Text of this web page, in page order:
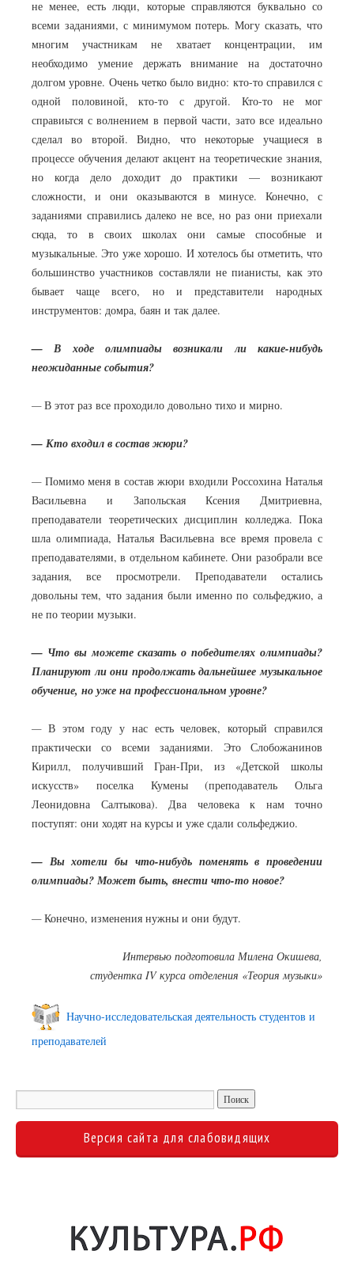
не менее, есть люди, которые справляются буквально со
всеми заданиями, с минимумом потерь. Могу сказать, что
многим участникам не хватает концентрации, им
необходимо умение держать внимание на достаточно
долгом уровне. Очень четко было видно: кто-то справился с
одной половиной, кто-то с другой. Кто-то не мог
справиьтся с волнением в первой части, зато все идеально
сделал во второй. Видно, что некоторые учащиеся в
процессе обучения делают акцент на теоретические знания,
но когда дело доходит до практики — возникают
сложности, и они оказываются в минусе. Конечно, с
заданиями справились далеко не все, но раз они приехали
сюда, то в своих школах они самые способные и
музыкальные. Это уже хорошо. И хотелось бы отметить, что
большинство участников составляли не пианисты, как это
бывает чаще всего, но и представители народных
инструментов: домра, баян и так далее.
— В ходе олимпиады возникали ли какие-нибудь
неожиданные события?
—В этот раз все проходило довольно тихо и мирно.
— Кто входил в состав жюри?
— Помимо меня в состав жюри входили Россохина Наталья
Васильевна и Запольская Ксения Дмитриевна,
преподаватели теоретических дисциплин колледжа. Пока
шла олимпиада, Наталья Васильевна все время провела с
преподавателями, в отдельном кабинете. Они разобрали все
задания, все просмотрели. Преподаватели остались
довольны тем, что задания были именно по сольфеджио, а
не по теории музыки.
— Что вы можете сказать о победителях олимпиады?
Планируют ли они продолжать дальнейшее музыкальное
обучение, но уже на профессиональном уровне?
— В этом году у нас есть человек, который справился
практически со всеми заданиями. Это Слобожанинов
Кирилл, получивший Гран-При, из «Детской школы
искусств» поселка Кумены (преподаватель Ольга
Леонидовна Салтыкова). Два человека к нам точно
поступят: они ходят на курсы и уже сдали сольфеджио.
— Вы хотели бы что-нибудь поменять в проведении
олимпиады? Может быть, внести что-то новое?
—Конечно, изменения нужны и они будут.
Интервью подготовила Милена Окишева,
студентка IV курса отделения «Теория музыки»
Научно-исследовательская деятельность студентов и
преподавателей
Версия сайта для слабовидящих